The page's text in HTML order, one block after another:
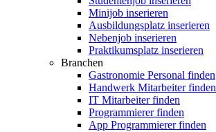
Minijob inserieren
Ausbildungsplatz inserieren
Nebenjob inserieren
Praktikumsplatz inserieren
Branchen
Gastronomie Personal finden
Handwerk Mitarbeiter finden
IT Mitarbeiter finden
Programmierer finden
App Programmierer finden